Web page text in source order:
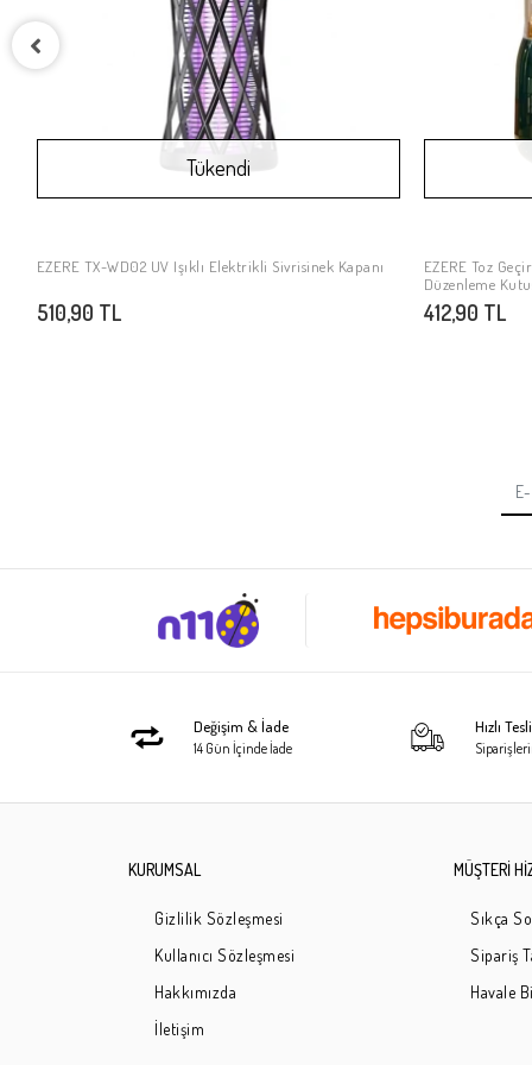
Stokta Yok
Tükendi
EZERE TX-WD02 UV Işıklı Elektrikli Sivrisinek Kapanı
510,90 TL
EZERE Toz
Düzenleme
412,90 TL
Değişim & İade
14 Gün İçinde İade
Hızlı
KURUMSAL
Gizlilik Sözleşmesi
Kullanıcı Sözleşmesi
Hakkımızda
İletişim
MÜŞTERİ
Sıkça
Sipariş
Havale